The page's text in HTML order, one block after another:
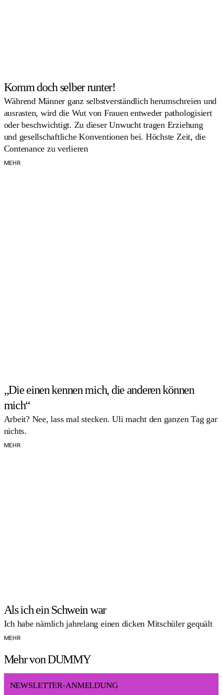
Komm doch selber runter!
Während Männer ganz selbstverständlich herumschreien und
ausrasten, wird die Wut von Frauen entweder pathologisiert
oder beschwichtigt. Zu dieser Unwucht tragen Erziehung
und gesellschaftliche Konventionen bei. Höchste Zeit, die
Contenance zu verlieren
MEHR
„Die einen kennen mich, die anderen können
mich“
Arbeit? Nee, lass mal stecken. Uli macht den ganzen Tag gar
nichts.
MEHR
Als ich ein Schwein war
Ich habe nämlich jahrelang einen dicken Mitschüler gequält
MEHR
Mehr von DUMMY
NEWSLETTER-ANMELDUNG